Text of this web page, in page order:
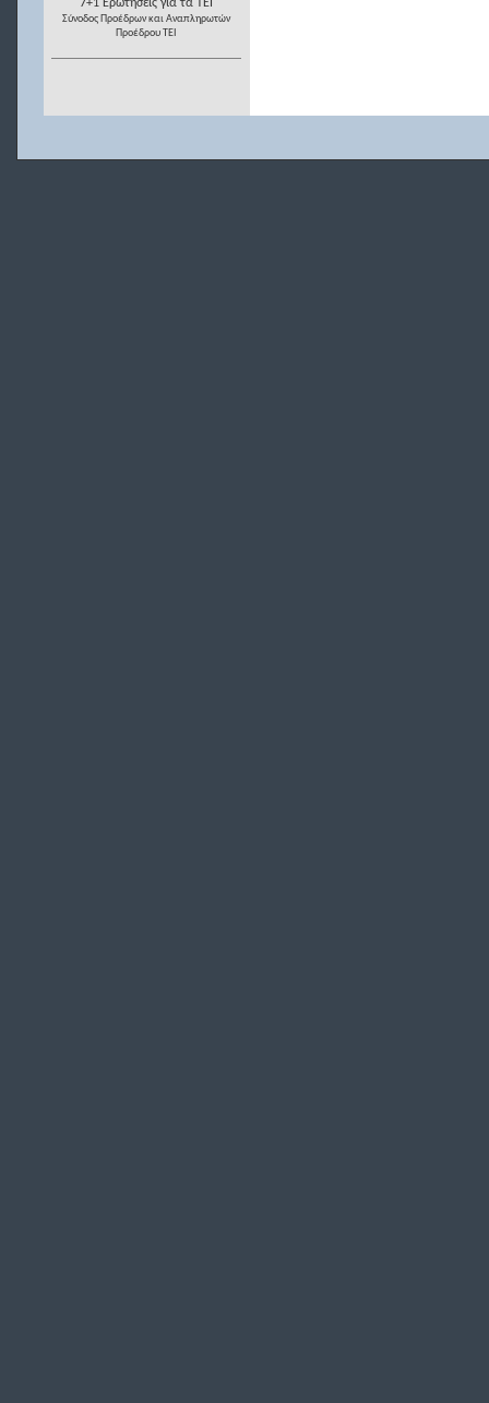
7+1 Ερωτήσεις για τα ΤΕΙ
Σύνοδος Προέδρων και Αναπληρωτών
Προέδρου ΤΕΙ